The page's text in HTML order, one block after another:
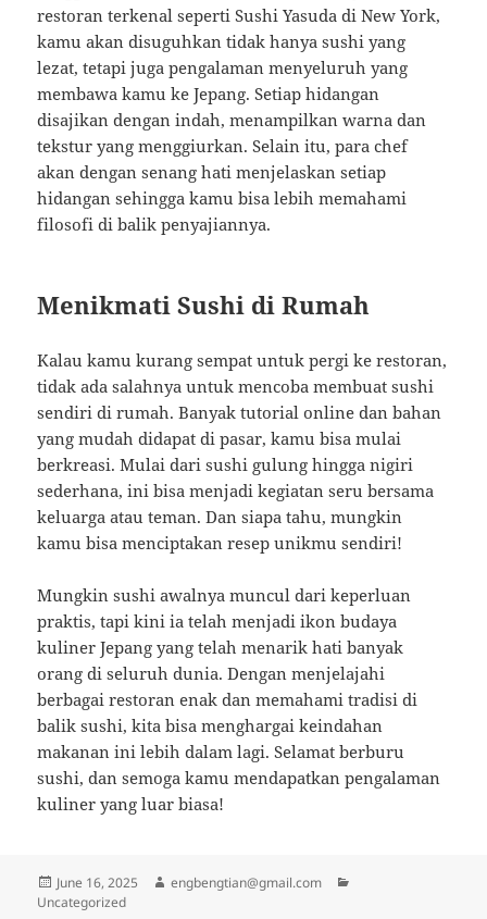
restoran terkenal seperti Sushi Yasuda di New York,
kamu akan disuguhkan tidak hanya sushi yang
lezat, tetapi juga pengalaman menyeluruh yang
membawa kamu ke Jepang. Setiap hidangan
disajikan dengan indah, menampilkan warna dan
tekstur yang menggiurkan. Selain itu, para chef
akan dengan senang hati menjelaskan setiap
hidangan sehingga kamu bisa lebih memahami
filosofi di balik penyajiannya.
Menikmati Sushi di Rumah
Kalau kamu kurang sempat untuk pergi ke restoran,
tidak ada salahnya untuk mencoba membuat sushi
sendiri di rumah. Banyak tutorial online dan bahan
yang mudah didapat di pasar, kamu bisa mulai
berkreasi. Mulai dari sushi gulung hingga nigiri
sederhana, ini bisa menjadi kegiatan seru bersama
keluarga atau teman. Dan siapa tahu, mungkin
kamu bisa menciptakan resep unikmu sendiri!
Mungkin sushi awalnya muncul dari keperluan
praktis, tapi kini ia telah menjadi ikon budaya
kuliner Jepang yang telah menarik hati banyak
orang di seluruh dunia. Dengan menjelajahi
berbagai restoran enak dan memahami tradisi di
balik sushi, kita bisa menghargai keindahan
makanan ini lebih dalam lagi. Selamat berburu
sushi, dan semoga kamu mendapatkan pengalaman
kuliner yang luar biasa!
Posted
on
June 16, 2025 Author
engbengtian@gmail.com
Uncategorized